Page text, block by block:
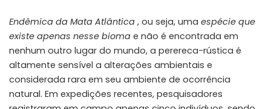
Endêmica da Mata Atlântica , ou seja, uma espécie que
existe apenas nesse bioma e não é encontrada em
nenhum outro lugar do mundo, a perereca-rústica é
altamente sensível a alterações ambientais e
considerada rara em seu ambiente de ocorrência
natural. Em expedições recentes, pesquisadores